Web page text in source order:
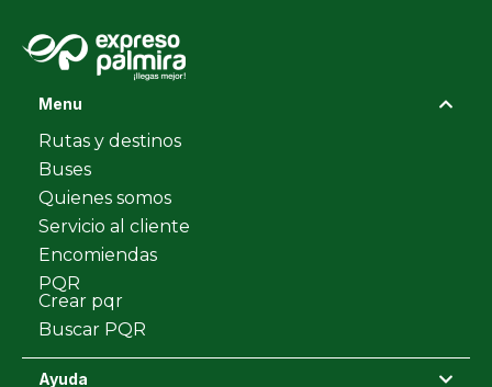
Menu
Rutas y destinos
Buses
Quienes somos
Servicio al cliente
Encomiendas
PQR
Crear pqr
Buscar PQR
Ayuda